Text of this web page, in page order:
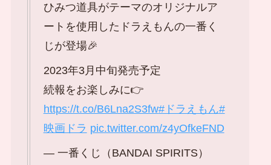
ひみつ道具がテーマのオリジナルア
ートを使用したドラえもんの一番く
じが登場🎉
2023年3月中旬発売予定
続報をお楽しみに👉
https://t.co/B6Lna2S3fw#ドラえもん#
映画ドラ pic.twitter.com/z4yOfkeFND
— 一番くじ（BANDAI SPIRITS）